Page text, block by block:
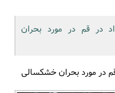
در قم در مورد بحران
در مورد بحران خشکسالی